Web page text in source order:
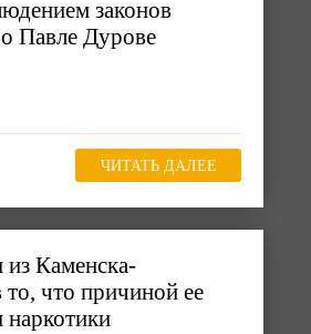
законов
Павле Дурове
ЧИТАТЬ ДАЛЕЕ
Каменска-
то, что причиной ее
наркотики